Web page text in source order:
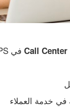
في Firefly Burger PS حسب المواصفات التالية:
خدمة العملاء